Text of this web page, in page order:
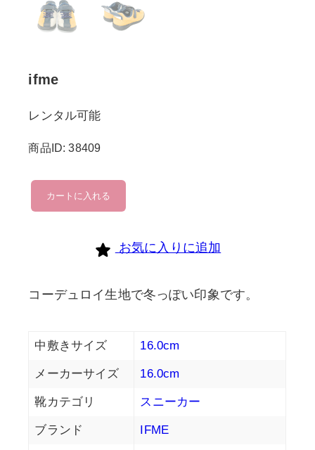
ifme
レンタル可能
商品ID: 38409
ifme
個
カートに入れる
お気に入りに追加
コーデュロイ生地で冬っぽい印象です。
中敷きサイズ 16.0cm
メーカーサイズ 16.0cm
靴カテゴリ スニーカー
ブランド IFME